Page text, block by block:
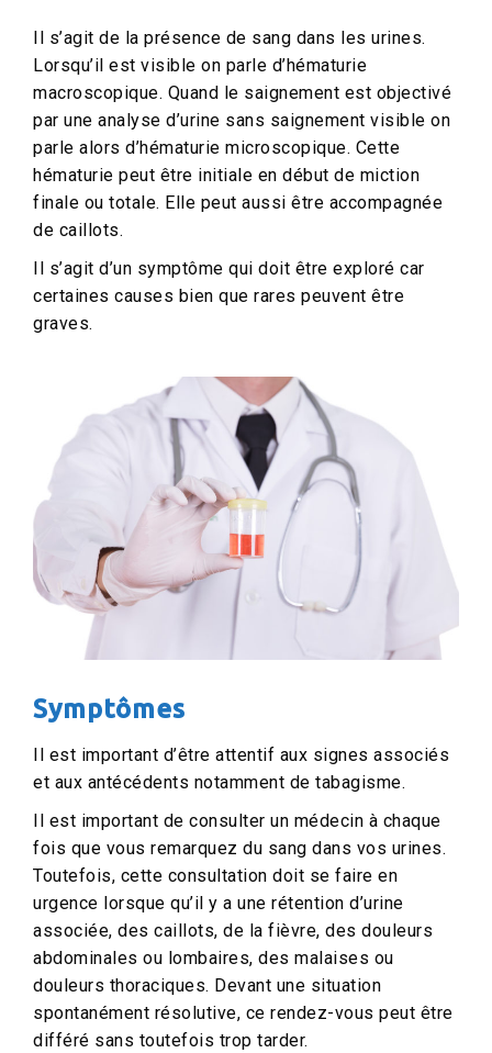
Il s’agit de la présence de sang dans les urines.
Lorsqu’il est visible on parle d’hématurie
macroscopique. Quand le saignement est objectivé
par une analyse d’urine sans saignement visible on
parle alors d’hématurie microscopique. Cette
hématurie peut être initiale en début de miction
finale ou totale. Elle peut aussi être accompagnée
de caillots.
Il s’agit d’un symptôme qui doit être exploré car
certaines causes bien que rares peuvent être
graves.
Symptômes
Il est important d’être attentif aux signes associés
et aux antécédents notamment de tabagisme.
Il est important de consulter un médecin à chaque
fois que vous remarquez du sang dans vos urines.
Toutefois, cette consultation doit se faire en
urgence lorsque qu’il y a une rétention d’urine
associée, des caillots, de la fièvre, des douleurs
abdominales ou lombaires, des malaises ou
douleurs thoraciques. Devant une situation
spontanément résolutive, ce rendez-vous peut être
différé sans toutefois trop tarder.